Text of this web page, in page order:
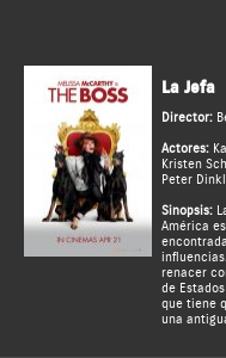
La Jefa
Director:
Actores:
Kristen
Peter
Sinopsis:
América
renacer
de
que tiene
una